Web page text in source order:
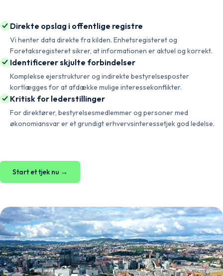
Direkte opslag i offentlige registre
Vi henter data direkte fra kilden. Enhetsregisteret og
Foretaksregisteret sikrer, at informationen er aktuel og korrekt.
Identificerer skjulte forbindelser
Komplekse ejerstrukturer og indirekte bestyrelsesposter
kortlægges for at afdække mulige interessekonflikter.
Kritisk for lederstillinger
For direktører, bestyrelsesmedlemmer og personer med
økonomiansvar er et grundigt erhvervsinteressetjek god ledelse.
Start et tjek nu →